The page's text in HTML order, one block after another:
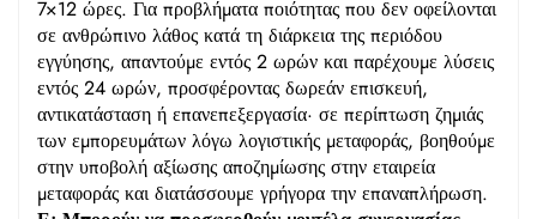
7×12 ώρες. Για προβλήματα ποιότητας που δεν οφείλονται
σε ανθρώπινο λάθος κατά τη διάρκεια της περιόδου
εγγύησης, απαντούμε εντός 2 ωρών και παρέχουμε λύσεις
εντός 24 ωρών, προσφέροντας δωρεάν επισκευή,
αντικατάσταση ή επανεπεξεργασία· σε περίπτωση ζημιάς
των εμπορευμάτων λόγω λογιστικής μεταφοράς, βοηθούμε
στην υποβολή αξίωσης αποζημίωσης στην εταιρεία
μεταφοράς και διατάσσουμε γρήγορα την επαναπλήρωση.